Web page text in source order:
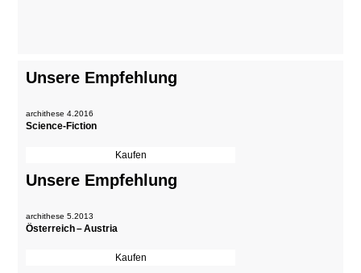
Unsere Empfehlung
archithese 4.2016
Science-Fiction
Unsere Empfehlung
archithese 5.2013
Österreich – Austria